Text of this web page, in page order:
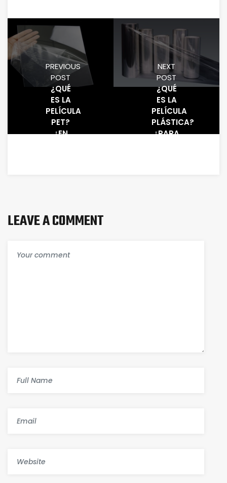
PREVIOUS
POST
¿QUÉ
ES LA
PELÍCULA
PET?
¿EN
NEXT
POST
¿QUÉ
ES LA
PELÍCULA
PLÁSTICA?
¿PARA
LEAVE A COMMENT